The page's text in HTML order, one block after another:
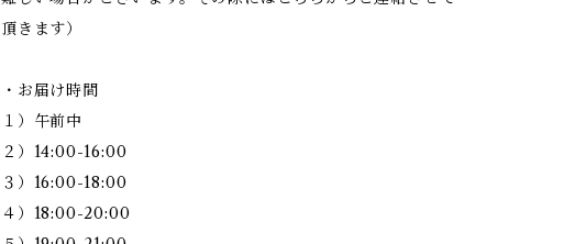
頂きます）
・お届け時間
１）午前中
２）14:00-16:00
３）16:00-18:00
４）18:00-20:00